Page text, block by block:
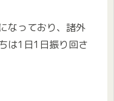
なっており、諸外
は1日1日振り回さ